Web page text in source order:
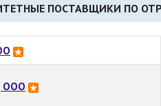
ПОСТАВЩИКИ ПО
ООО